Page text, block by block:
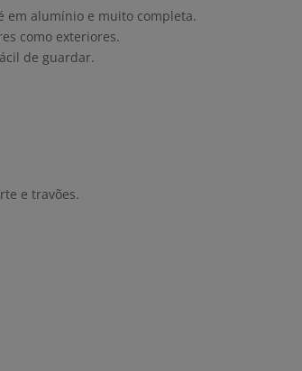
é em alumínio e muito completa.
como exteriores.
de guardar.
e travões.